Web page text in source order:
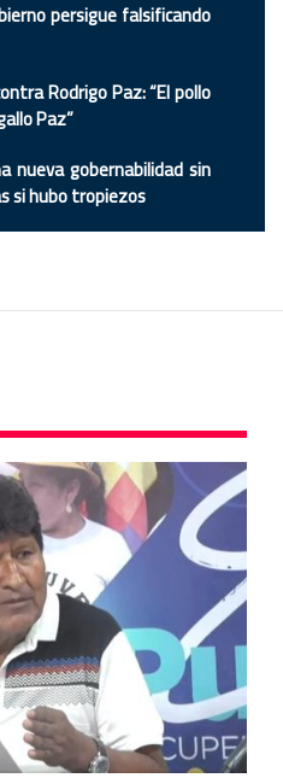
persigue falsificando
Rodrigo Paz: “El pollo
Paz”
nueva gobernabilidad sin
si hubo tropiezos